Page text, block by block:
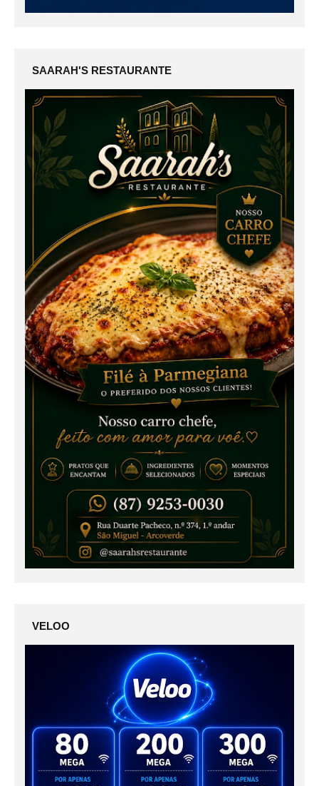
SAARAH'S RESTAURANTE
VELOO